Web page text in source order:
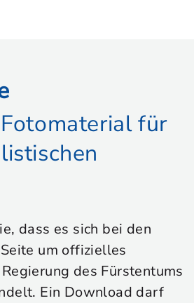
für
dass es sich bei den
um offizielles
des Fürstentums
Ein Download darf